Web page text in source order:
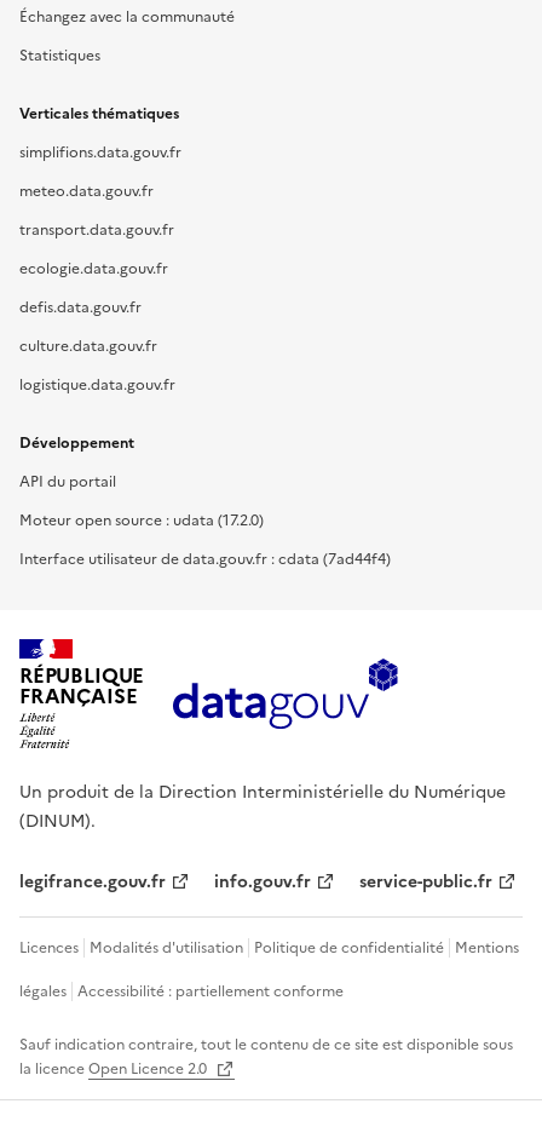
Échangez avec la communauté
Statistiques
Verticales thématiques
simplifions.data.gouv.fr
meteo.data.gouv.fr
transport.data.gouv.fr
ecologie.data.gouv.fr
defis.data.gouv.fr
culture.data.gouv.fr
logistique.data.gouv.fr
Développement
API du portail
Moteur open source : udata (17.2.0)
Interface utilisateur de data.gouv.fr : cdata (7ad44f4)
RÉPUBLIQUE
FRANÇAISE
Un produit de la Direction Interministérielle du Numérique
(DINUM).
legifrance.gouv.fr info.gouv.fr service-public.fr
Licences Modalités d'utilisation Politique de confidentialité Mentions
légales Accessibilité : partiellement conforme
Sauf indication contraire, tout le contenu de ce site est disponible sous
la licenceOpen Licence 2.0